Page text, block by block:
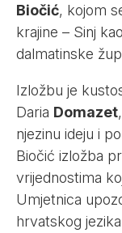
Biočić, kojom
krajine – Sinj
dalmatinske
Izložbu je
Daria Domazet
njezinu ideju i
Biočić izložba
vrijednostima
Umjetnica
hrvatskog